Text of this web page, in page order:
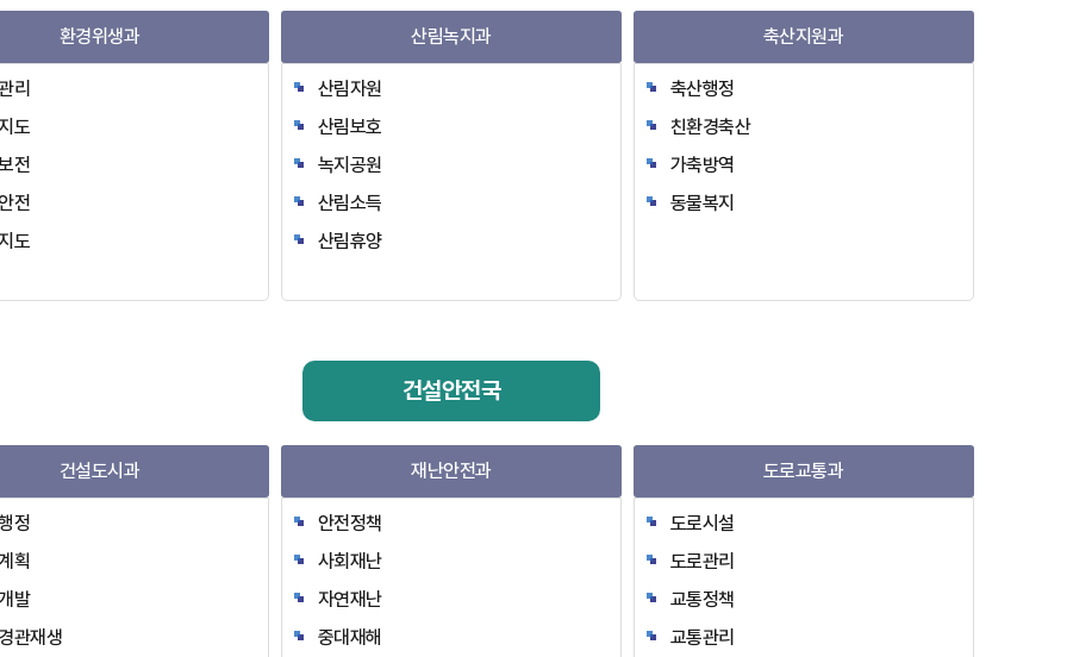
환경위생과
리
도
전
전
도
산림녹지과
산림자원
산림보호
녹지공원
산림소득
산림휴양
축산지원과
축산행정
친환경축산
가축방역
동물복지
건설안전국
건설도시과
정
획
발
관재생
재난안전과
안전정책
사회재난
자연재난
중대재해
도로교통과
도로시설
도로관리
교통정책
교통관리